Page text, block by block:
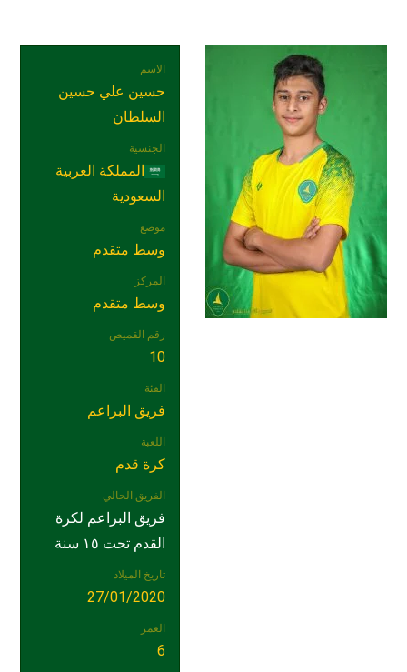
الاسم
حسين علي حسين
السلطان
الجنسية
المملكة العربية
السعودية
موضع
وسط متقدم
المركز
وسط متقدم
رقم القميص
10
الفئة
فريق البراعم
اللعبة
كرة قدم
الفريق الحالي
فريق البراعم لكرة
القدم تحت ١٥ سنة
تاريخ الميلاد
27/01/2020
العمر
6